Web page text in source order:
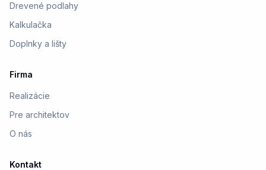
Drevené podlahy
Kalkulačka
Doplnky a lišty
Firma
Realizácie
Pre architektov
O nás
Kontakt